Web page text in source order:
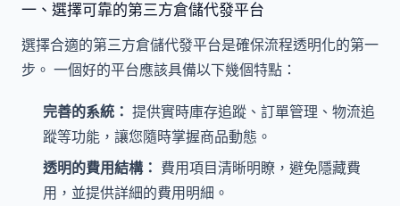
一、選擇可靠的第三方倉儲代發平台
選擇合適的第三方倉儲代發平台是確保流程透明化的第一
步。 一個好的平台應該具備以下幾個特點：
完善的系統： 提供實時庫存追蹤、訂單管理、物流追
蹤等功能，讓您隨時掌握商品動態。
透明的費用結構： 費用項目清晰明瞭，避免隱藏費
用，並提供詳細的費用明細。